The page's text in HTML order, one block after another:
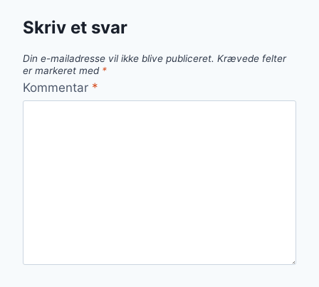
Skriv et svar
Din e-mailadresse vil ikke blive publiceret. Krævede felter
er markeret med *
Kommentar *